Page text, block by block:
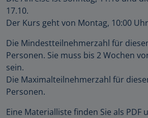
17.10.
Der Kurs geht von Montag, 10:00
Die Mindestteilnehmerzahl für
Personen. Sie muss bis 2 Wochen
sein.
Die Maximalteilnehmerzahl für
Personen.
Eine Materialliste finden Sie als PDF